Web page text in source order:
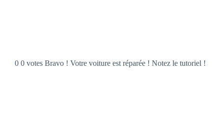
0 0 votes Bravo ! Votre voiture est réparée ! Notez le tutoriel !